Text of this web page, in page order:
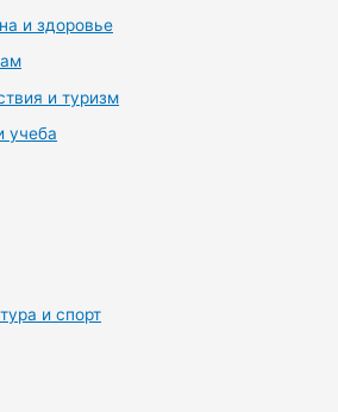
и здоровье
и туризм
учеба
и спорт